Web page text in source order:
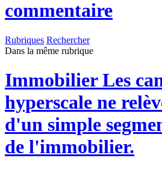
commentaire
Rubriques Rechercher
Dans la même rubrique
ImmobilierLes
hyperscale ne
d'un simple
de l'immobilier.